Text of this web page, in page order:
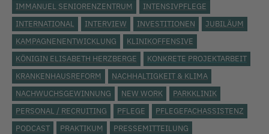
IMMANUEL SENIORENZENTRUM
INTENSIVPFLEGE
INTERNATIONAL
INTERVIEW INVESTITIONEN
JUBILÄUM
KAMPAGNENENTWICKLUNG
KLINIKOFFENSIVE
KÖNIGIN ELISABETH HERZBERGE
KONKRETE PROJEKTARBEIT
KRANKENHAUSREFORM
NACHHALTIGKEIT & KLIMA
NACHWUCHSGEWINNUNG
NEW WORK
PARKKLINIK
PERSONAL / RECRUITING
PFLEGE
PFLEGEFACHASSISTENZ
PODCAST
PRAKTIKUM
PRESSEMITTEILUNG